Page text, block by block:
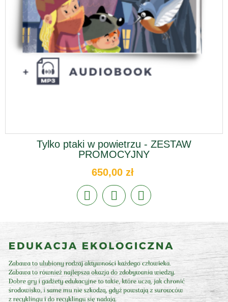
Tylko ptaki w powietrzu - ZESTAW
PROMOCYJNY
650,00 zł